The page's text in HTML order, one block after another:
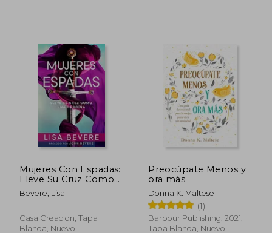
50%
dcto.
$ 83.102
$ 41.551
50%
dcto.
Mujeres Con Espadas:
Lleve Su Cruz Como
Una Heroína / Girls
with Swords: How to
a Hero
Bevere, Lisa
Casa Creacion, Tapa
Blanda, Nuevo
Preocúpate Menos y
ora más
Donna K. Maltese
(1)
Barbour Publishing, 2021,
Tapa Blanda, Nuevo